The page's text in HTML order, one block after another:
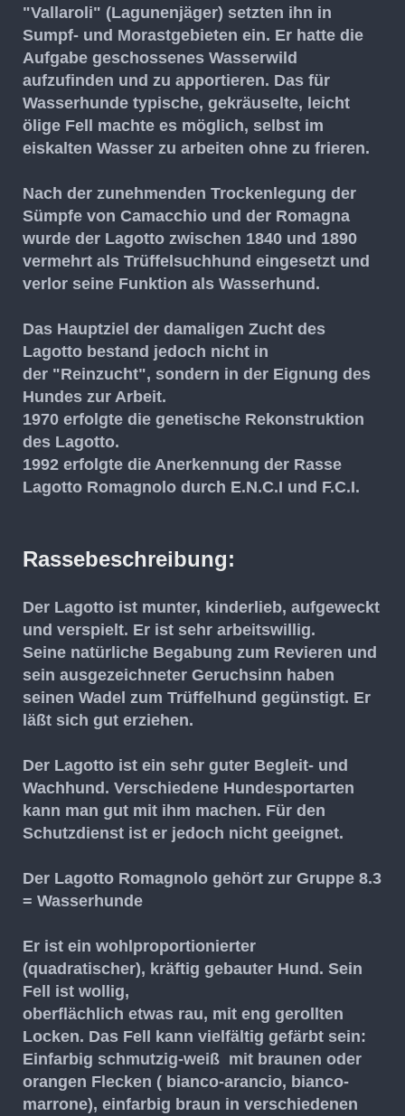
"Vallaroli" (Lagunenjäger) setzten ihn in
Sumpf- und Morastgebieten ein. Er hatte die
Aufgabe geschossenes Wasserwild
aufzufinden und zu apportieren. Das für
Wasserhunde typische, gekräuselte, leicht
ölige Fell machte es möglich, selbst im
eiskalten Wasser zu arbeiten ohne zu frieren.
Nach der zunehmenden Trockenlegung der
Sümpfe von Camacchio und der Romagna
wurde der Lagotto zwischen 1840 und 1890
vermehrt als Trüffelsuchhund eingesetzt und
verlor seine Funktion als Wasserhund.
Das Hauptziel der damaligen Zucht des
Lagotto bestand jedoch nicht in
der "Reinzucht", sondern in der Eignung des
Hundes zur Arbeit.
1970 erfolgte die genetische Rekonstruktion
des Lagotto.
1992 erfolgte die Anerkennung der Rasse
Lagotto Romagnolo durch E.N.C.I und F.C.I.
Rassebeschreibung:
Der Lagotto ist munter, kinderlieb, aufgeweckt
und verspielt. Er ist sehr arbeitswillig.
Seine natürliche Begabung zum Revieren und
sein ausgezeichneter Geruchsinn haben
seinen Wadel zum Trüffelhund gegünstigt. Er
läßt sich gut erziehen.
Der Lagotto ist ein sehr guter Begleit- und
Wachhund. Verschiedene Hundesportarten
kann man gut mit ihm machen. Für den
Schutzdienst ist er jedoch nicht geeignet.
Der Lagotto Romagnolo gehört zur Gruppe 8.3
= Wasserhunde
Er ist ein wohlproportionierter
(quadratischer), kräftig gebauter Hund. Sein
Fell ist wollig,
oberflächlich etwas rau, mit eng gerollten
Locken. Das Fell kann vielfältig gefärbt sein:
Einfarbig schmutzig-weiß mit braunen oder
orangen Flecken ( bianco-arancio, bianco-
marrone), einfarbig braun in verschiedenen